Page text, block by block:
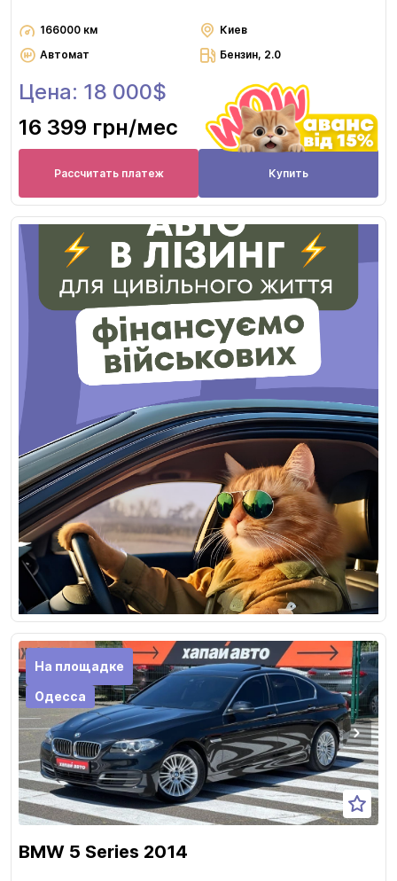
166000 км
Киев
Автомат
Бензин, 2.0
Цена: 18 000$
16 399 грн/мес
Рассчитать платеж Купить
На площадке
Одесса
BMW 5 Series 2014